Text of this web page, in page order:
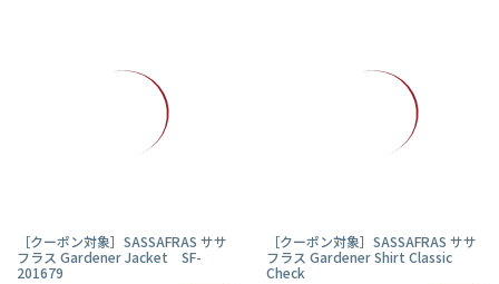
［クーポン対象］SASSAFRAS ササ
フラス Gardener Jacket SF-
201679
［クーポン対象］SASSAFRAS ササ
フラス Gardener Shirt Classic
Check